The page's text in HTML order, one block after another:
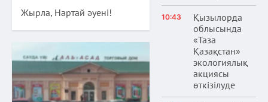
Жырла, Нартай әуені! 10:43
Қызылорда
облысында
«Таза
Қазақстан»
экологиялық
акциясы
өткізілуде